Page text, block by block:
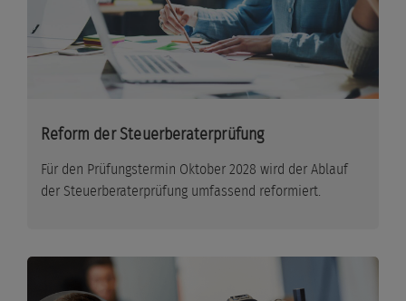
Reform der Steuerberaterprüfung
Für den Prüfungstermin Oktober 2028 wird der Ablauf
der Steuerberaterprüfung umfassend reformiert.